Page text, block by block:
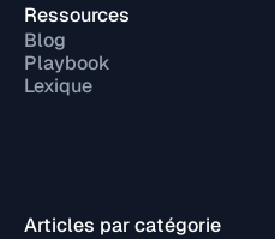
Ressources
Blog
Playbook
Lexique
Articles par catégorie